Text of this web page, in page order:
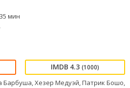
мин
4.3 (1000)
Хезер Медуэй, Патрик Бошо,